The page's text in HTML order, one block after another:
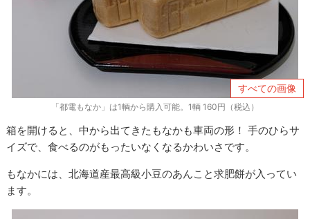
すべての画像
「都電もなか」は1輌から購入可能。1輌 160円（税込）
箱を開けると、中から出てきたもなかも車両の形！ 手のひらサ
イズで、食べるのがもったいなくなるかわいさです。
もなかには、北海道産最高級小豆のあんこと求肥餅が入ってい
ます。